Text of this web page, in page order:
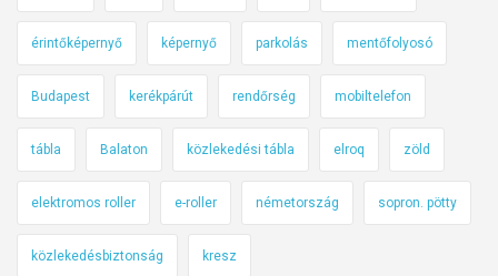
érintőképernyő képernyő parkolás mentőfolyosó
Budapest kerékpárút rendőrség mobiltelefon
tábla Balaton közlekedési tábla elroq zöld
elektromos roller e-roller németország sopron. pötty
közlekedésbiztonság kresz